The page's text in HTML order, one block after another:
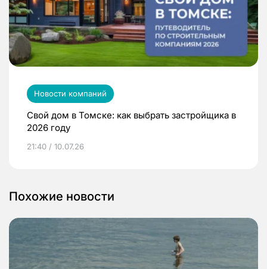
Новости компаний
Свой дом в Томске: как выбрать застройщика в
2026 году
21:40 / 10.07.26
Похожие новости